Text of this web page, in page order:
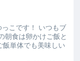
こです！ いつもブ
朝食は卵かけご飯と
単体でも美味しい